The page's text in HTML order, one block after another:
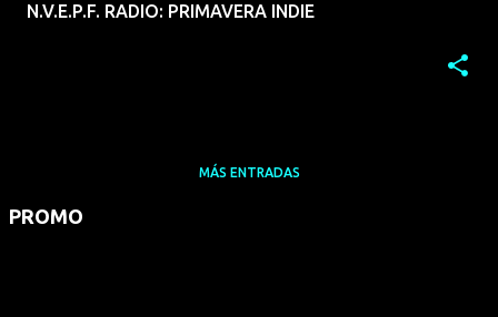
N.V.E.P.F. RADIO: PRIMAVERA INDIE
MÁS ENTRADAS
PROMO